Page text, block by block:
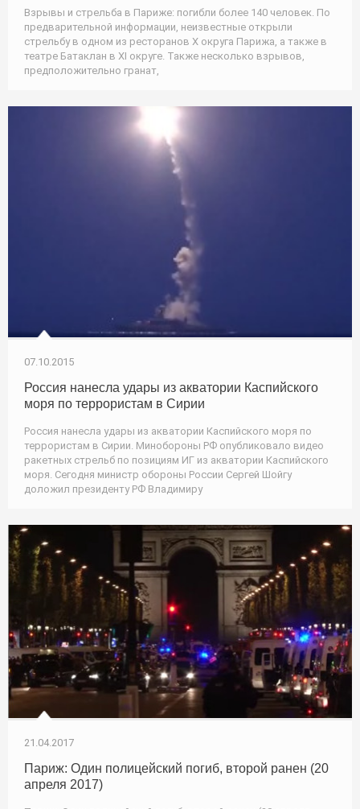
Взрывы и стрельба в Париже: погибли более 140 человек. По
предварительной информации, неизвестные открыли
стрельбу в одном из ресторанов Х округа Парижа, а также в
театре Батаклан в ХI округе. Также несколько взрывов,
предположительно гранат,
07.10.2015
Россия нанесла удары из акватории Каспийского
моря по террористам в Сирии
Россия нанесла удары из акватории Каспийского моря по
террористам в Сирии. Минобороны РФ опубликовало видео
ракетных стрельб по позициям ИГ из акватории Каспийского
моря. Сегодня министр обороны России Сергей Шойгу
доложил президенту РФ Владимиру
21.04.2017
Париж: Один полицейский погиб, второй ранен (20
апреля 2017)